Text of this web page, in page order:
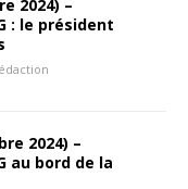
2024) –
: le président
2024) –
au bord de la